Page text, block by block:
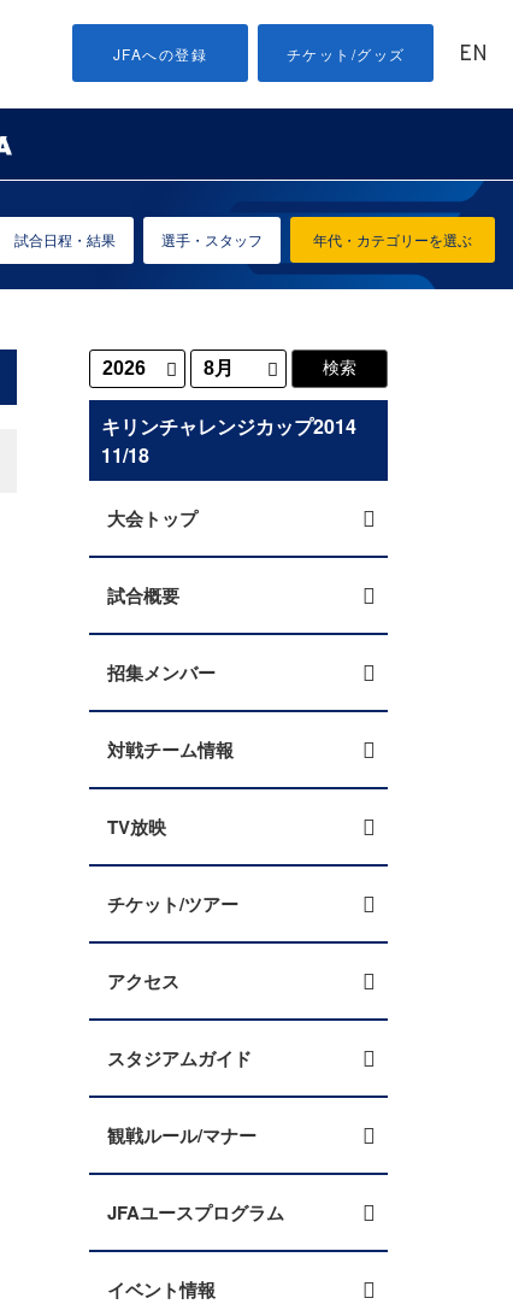
JFAへの登録 チケット/グッズ EN
年代・カテゴリーを選ぶ
試合日程・結果 選手・スタッフ
キリンチャレンジカップ2014
11/18
大会トップ
試合概要
招集メンバー
対戦チーム情報
TV放映
チケット/ツアー
アクセス
スタジアムガイド
観戦ルール/マナー
JFAユースプログラム
イベント情報